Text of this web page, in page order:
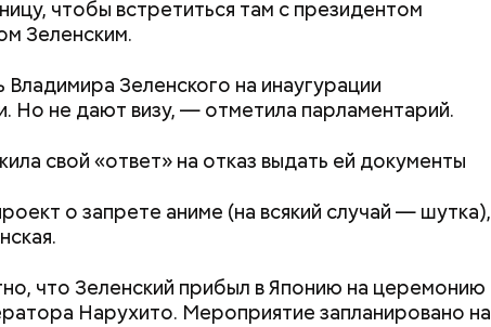
чтобы встретиться там с президентом
Зеленским.
Зеленского на инаугурации
Но не дают визу, — отметила парламентарий.
свой «ответ» на отказ выдать ей документы
о запрете аниме (на всякий случай — шутка),
что Зеленский прибыл в Японию на церемонию
Нарухито. Мероприятие запланировано на